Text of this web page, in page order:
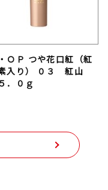
ＯＰ つや花口紅（紅
入り） ０３ 紅山
０ｇ